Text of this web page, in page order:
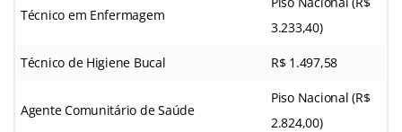
Técnico em Enfermagem
3.233,40)
Técnico de Higiene Bucal R$ 1.497,58
Agente Comunitário de Saúde
Piso Nacional (R$
2.824,00)